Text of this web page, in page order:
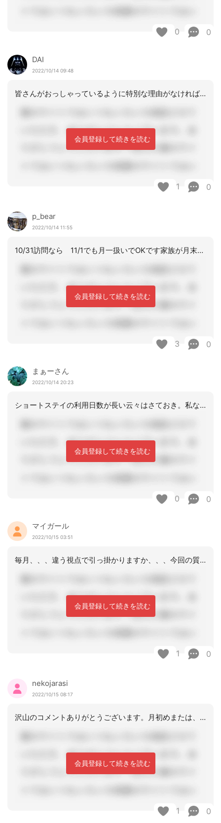
0 0
DAI
2022/10/14 09:48
皆さんがおっしゃっているように特別な理由がなければ、「自宅」で「本人に」あってし
会員登録して続きを読む
1 0
p_bear
2022/10/14 11:55
10/31訪問なら 11/1でも月一扱いでOKです家族が月末希望なら11/30訪
会員登録して続きを読む
3 0
まぁーさん
2022/10/14 20:23
ショートステイの利用日数が長い云々はさておき。私なら４日までの在宅中に行き、もし
会員登録して続きを読む
0 0
マイガール
2022/10/15 03:51
毎月、、、違う視点で引っ掛かりますか、、、今回の質問は、原則自宅で本人面談なので
会員登録して続きを読む
1 0
nekojarasi
2022/10/15 08:17
沢山のコメントありがとうございます。月初めまたは、30日ショートから戻ってきた際
会員登録して続きを読む
1 0